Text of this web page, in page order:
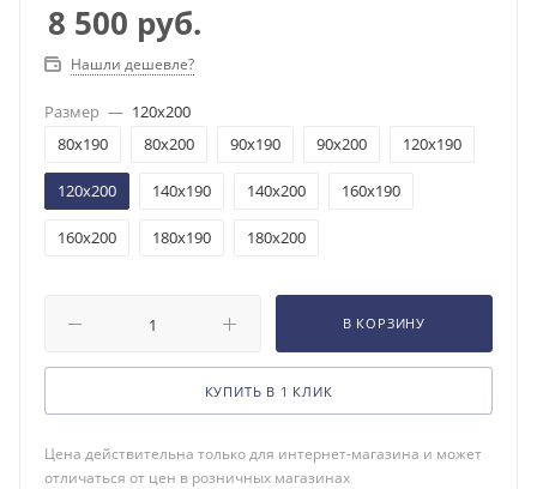
8 500 руб.
Нашли дешевле?
Размер — 120x200
80x190
80x200 90x190 90x200 120x190
120x200 140x190 140x200 160x190
160x200 180x190 180x200
В КОРЗИНУ
КУПИТЬ В 1 КЛИК
Цена действительна только для интернет-магазина и может
отличаться от цен в розничных магазинах